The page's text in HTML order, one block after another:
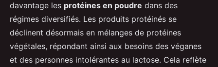
davantage les protéines en poudre dans des
régimes diversifiés. Les produits protéinés se
déclinent désormais en mélanges de protéines
végétales, répondant ainsi aux besoins des véganes
et des personnes intolérantes au lactose. Cela reflète